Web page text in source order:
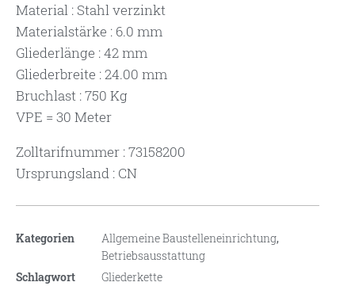
Material : Stahl verzinkt
Materialstärke : 6.0 mm
Gliederlänge : 42 mm
Gliederbreite : 24.00 mm
Bruchlast : 750 Kg
VPE = 30 Meter
Zolltarifnummer : 73158200
Ursprungsland : CN
Kategorien Allgemeine Baustelleneinrichtung,
Betriebsausstattung
Schlagwort
Gliederkette